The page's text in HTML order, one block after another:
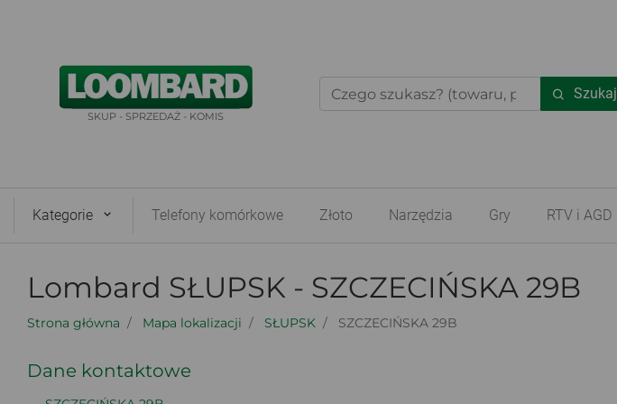
SKUP - SPRZEDAŻ - KOMIS
Szukaj
Kategorie Telefony komórkowe Złoto Narzędzia Gry RTV i AGD
Lombard SŁUPSK - SZCZECIŃSKA 29B
Strona główna Mapa lokalizacji SŁUPSK SZCZECIŃSKA 29B
Dane kontaktowe